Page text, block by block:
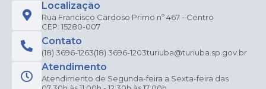
Localização
Rua Francisco Cardoso Primo nº 467 - Centro
CEP: 15280-007
Contato
(18) 3696-1263(18) 3696-1203turiuba@turiuba.sp.gov.br
Atendimento
Atendimento de Segunda-feira a Sexta-feira das